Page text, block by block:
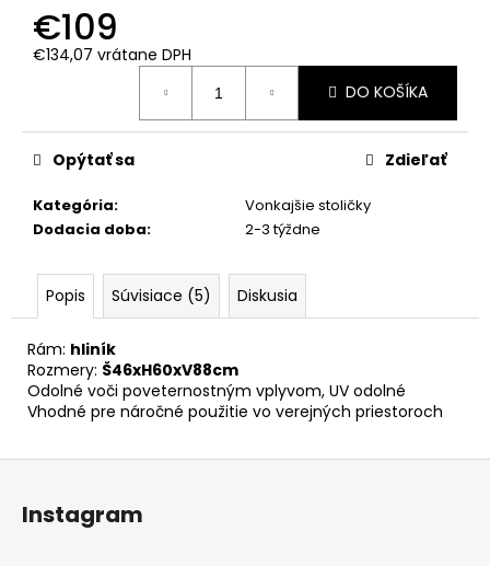
€109
€134,07 vrátane DPH
DO KOŠÍKA
Kategória:
Vonkajšie stoličky
Dodacia doba: 2-3 týždne
Opýtať sa Zdieľať
Popis Súvisiace (5) Diskusia
Rám: hliník
Rozmery: Š46xH60xV88cm
Odolné voči poveternostným vplyvom, UV odolné
Vhodné pre náročné použitie vo verejných priestoroch
Z
Instagram